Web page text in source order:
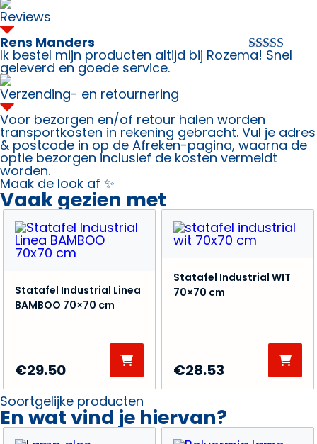
Reviews
Waardering
Rens Manders
Ik bestel mijn producten altijd bij Rozema! Snel
geleverd en goede service.
Verzending- en retournering
Voor bezorgen en/of retour halen worden
transportkosten in rekening gebracht. Vul je adres
& postcode in op de Afreken-pagina, waarna de
optie bezorgen inclusief de kosten vermeldt
worden.
Maak de look af ✨
Vaak gezien met
Statafel Industrial Linea
BAMBOO 70×70 cm
€29.50
Statafel Industrial WIT
70×70 cm
€28.53
Soortgelijke producten
En wat vind je hiervan?